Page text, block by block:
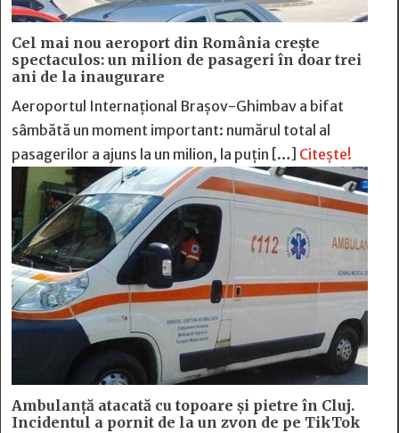
Cel mai nou aeroport din România crește
spectaculos: un milion de pasageri în doar trei
ani de la inaugurare
Aeroportul Internațional Brașov-Ghimbav a bifat
sâmbătă un moment important: numărul total al
pasagerilor a ajuns la un milion, la puțin […] Citește!
Ambulanță atacată cu topoare și pietre în Cluj.
Incidentul a pornit de la un zvon de pe TikTok